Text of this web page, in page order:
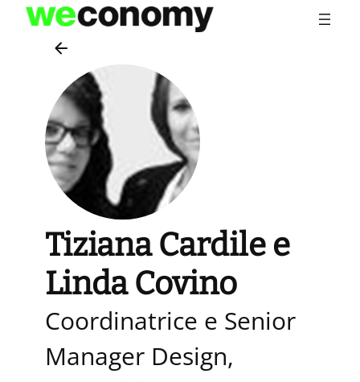
Vai
Tiziana Cardile e
Linda Covino
Coordinatrice e Senior
Manager Design,